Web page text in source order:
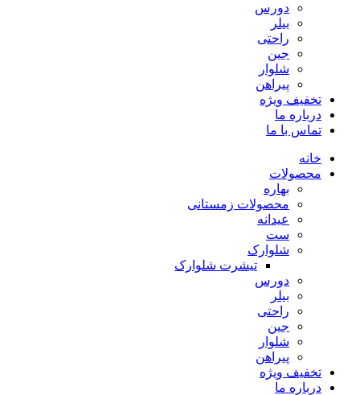
دورس
بیلر
راحتی
جین
شلوار
پیراهن
تخفیف ویژه
درباره ما
تماس با ما
خانه
محصولات
بهاره
محصولات زمستانی
عیدانه
ست
شلوارک
تیشرت شلوارک
دورس
بیلر
راحتی
جین
شلوار
پیراهن
تخفیف ویژه
درباره ما